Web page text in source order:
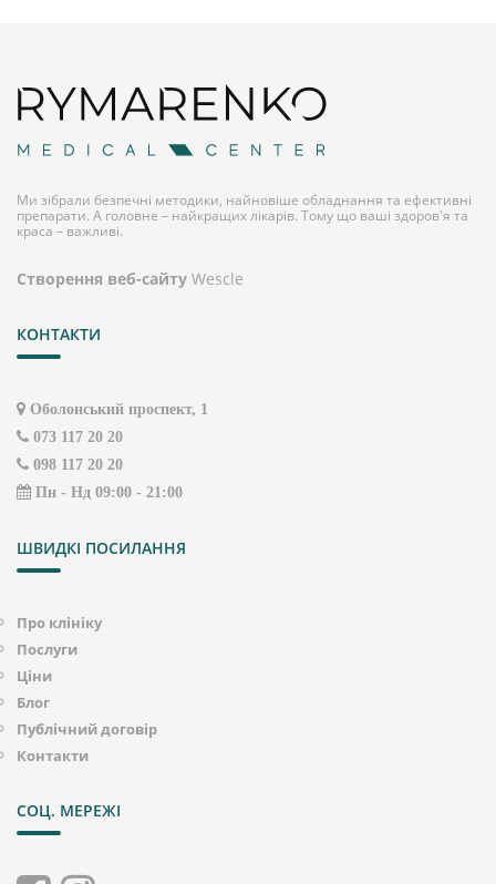
Ми зібрали безпечні методики, найновіше обладнання та ефективні
препарати. А головне – найкращих лікарів. Тому що ваші здоров'я та
краса – важливі.
Створення веб-сайту Wescle
КОНТАКТИ
Оболонський проспект, 1
073 117 20 20
098 117 20 20
Пн - Нд 09:00 - 21:00
ШВИДКІ ПОСИЛАННЯ
Про клініку
Послуги
Ціни
Блог
Публічний договір
Контакти
СОЦ. МЕРЕЖІ